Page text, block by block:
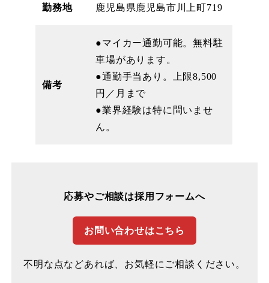
勤務地 鹿児島県鹿児島市川上町719
備考
●マイカー通勤可能。無料駐
車場があります。
●通勤手当あり。上限8,500
円／月まで
●業界経験は特に問いませ
ん。
応募やご相談は採用フォームへ
お問い合わせはこちら
不明な点などあれば、お気軽にご相談ください。